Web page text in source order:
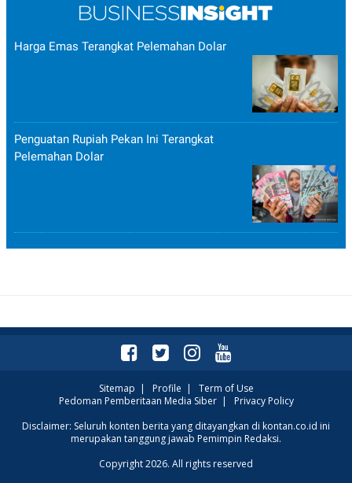
Harga Emas Terangkat Pelemahan Dolar
Penguatan Rupiah Pekan Ini Terangkat
Pelemahan Dolar
Sitemap | Profile | Term of Use
Pedoman Pemberitaan Media Siber| Privacy Policy
Disclaimer: Seluruh konten berita yang ditayangkan di kontan.co.id ini
merupakan tanggung jawab Pemimpin Redaksi.
Copyright 2026. All rights reserved